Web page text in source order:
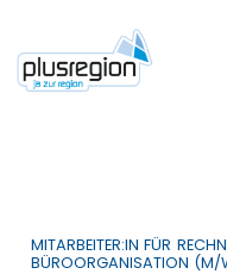
MITARBEITER:IN FÜR
BÜROORGANISATION (M/